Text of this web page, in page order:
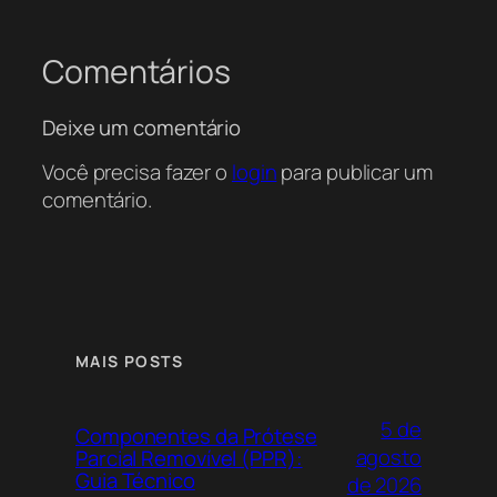
A SBGG promove o conhecimento científico
sobre envelhecimento. Citá-la ajuda a
Comentários
Deixe um comentário
Você precisa fazer o loginpara publicar um
comentário.
MAIS POSTS
Componentes da Prótese
Parcial Removível (PPR):
Guia Técnico
5 de
agosto
de 2026